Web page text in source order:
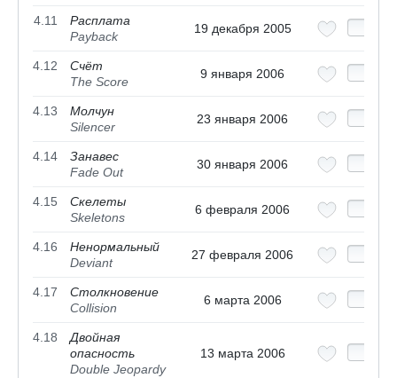
4.11
Расплата
Payback
19 декабря 2005
4.12
Счёт
The Score
9 января 2006
4.13
Молчун
Silencer
23 января 2006
4.14
Занавес
Fade Out
30 января 2006
4.15
Скелеты
Skeletons
6 февраля 2006
4.16
Ненормальный
Deviant
27 февраля 2006
4.17
Столкновение
Collision
6 марта 2006
4.18
Двойная
опасность
Double Jeopardy
13 марта 2006